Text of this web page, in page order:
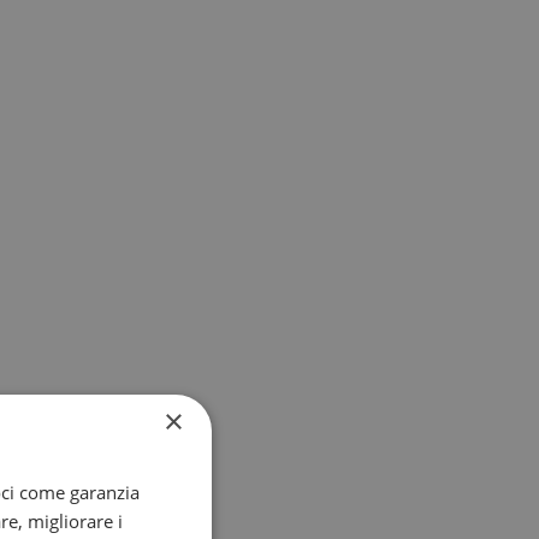
×
come garanzia
migliorare i